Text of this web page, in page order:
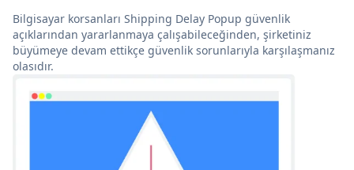
Bilgisayar korsanları Shipping Delay Popup güvenlik
açıklarından yararlanmaya çalışabileceğinden, şirketiniz
büyümeye devam ettikçe güvenlik sorunlarıyla karşılaşmanız
olasıdır.